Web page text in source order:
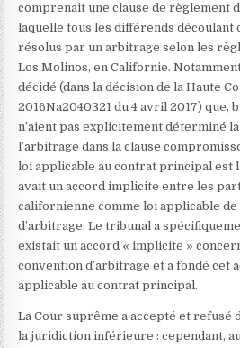
comprenait une clause de règlement
laquelle tous les différends découlant
résolus par un arbitrage selon les
Los Molinos, en Californie.
décidé (dans la décision de la Haute
2016Na2040321 du 4 avril 2017) que,
n’aient pas explicitement déterminé
l’arbitrage dans la clause
loi applicable au contrat principal est
avait un accord implicite entre les
californienne comme loi applicable
d’arbitrage. Le tribunal a
existait un accord « implicite »
convention d’arbitrage et a fondé cet
applicable au contrat principal.
La Cour suprême a accepté et refusé
la juridiction inférieure : cependant,